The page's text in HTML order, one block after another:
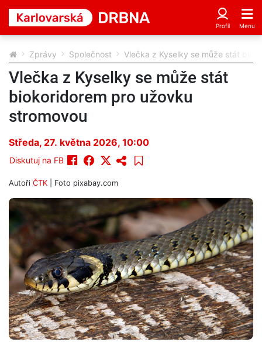
Zprávy Společnost Vlečka z Kyselky se může stát
Vlečka z Kyselky se může stát
biokoridorem pro užovku
stromovou
Středa, 27. května 2026, 10:00
Diskutuj na FB
Autoři ČTK | Foto pixabay.com